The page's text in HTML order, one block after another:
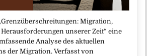
Migration,
unserer Zeit“ eine
Analyse des aktuellen
der Migration. Verfasst von